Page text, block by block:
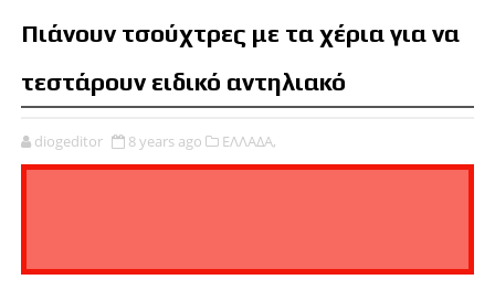
Πιάνουν τσούχτρες με τα χέρια για να
τεστάρουν ειδικό αντηλιακό
diogeditor 8 years ago ΕΛΛΑΔΑ,